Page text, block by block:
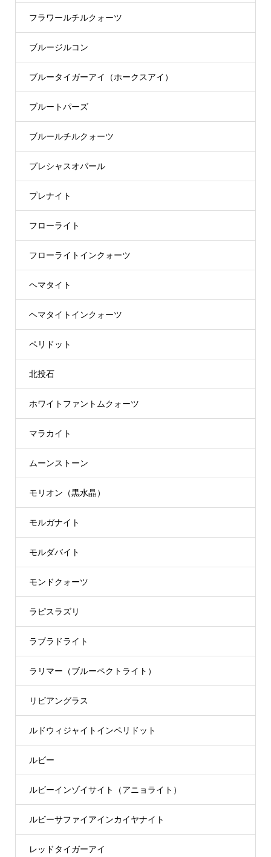
フラワールチルクォーツ
ブルージルコン
ブルータイガーアイ（ホークスアイ）
ブルートパーズ
ブルールチルクォーツ
プレシャスオパール
プレナイト
フローライト
フローライトインクォーツ
ヘマタイト
ヘマタイトインクォーツ
ペリドット
北投石
ホワイトファントムクォーツ
マラカイト
ムーンストーン
モリオン（黒水晶）
モルガナイト
モルダバイト
モンドクォーツ
ラピスラズリ
ラブラドライト
ラリマー（ブルーペクトライト）
リビアングラス
ルドウィジャイトインペリドット
ルビー
ルビーインゾイサイト（アニョライト）
ルビーサファイアインカイヤナイト
レッドタイガーアイ